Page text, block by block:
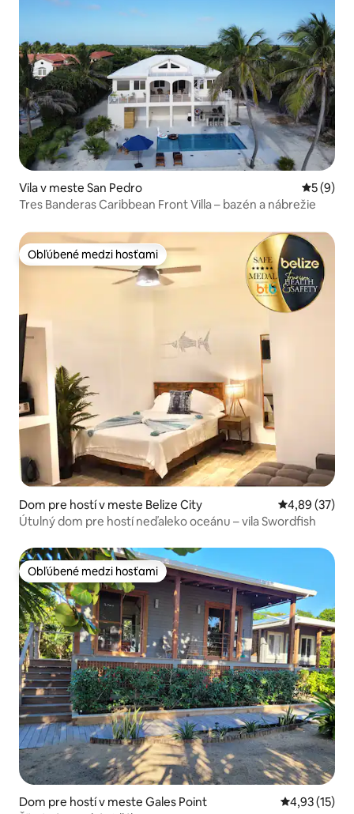
Vila v meste San Pedro
5 (9)
Tres Banderas Caribbean Front Villa – bazén a nábrežie
Obľúbené medzi hosťami
Obľúbené medzi hosťami
Dom pre hostí v meste Belize City Priemerné
4,89 (37)
Útulný dom pre hostí neďaleko oceánu – vila Swordfish
Obľúbené medzi hosťami
Obľúbené medzi hosťami
Dom pre hostí v meste Gales Point Priemerné
4,93 (15)